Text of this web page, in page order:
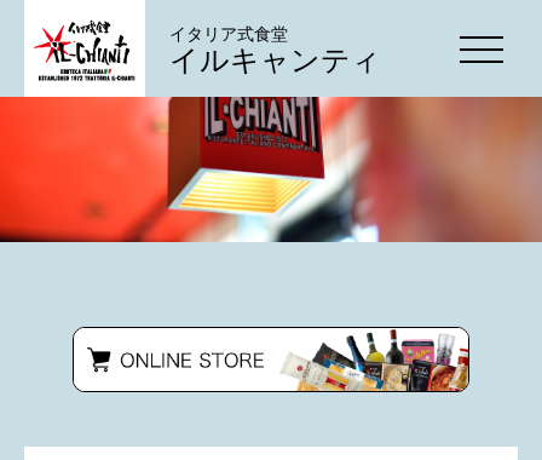
イタリア式食堂
イルキャンティ